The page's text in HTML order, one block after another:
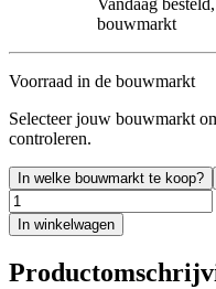
bouwmarkt
Voorraad in de bouwmarkt
Selecteer jouw bouwmarkt
controleren.
In welke bouwmarkt te koop?
In winkelwagen